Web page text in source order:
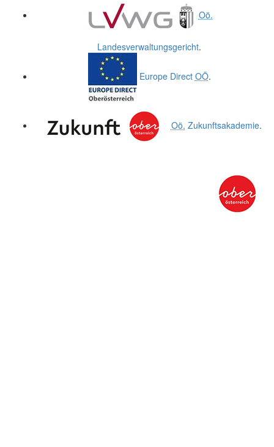
Oö.
Landesverwaltungsgericht.
Europe Direct OÖ.
Oö. Zukunftsakademie.